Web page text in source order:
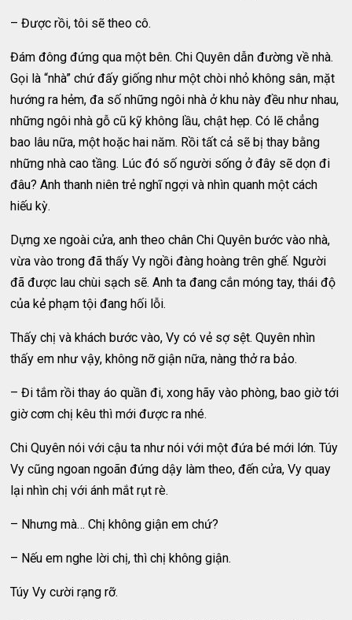
– Được rồi, tôi sẽ theo cô.
Đám đông đứng qua một bên. Chi Quyên dẫn đường về nhà.
Gọi là “nhà” chứ đấy giống như một chòi nhỏ không sân, mặt
hướng ra hẻm, đa số những ngôi nhà ở khu này đều như nhau,
những ngôi nhà gỗ cũ kỹ không lầu, chật hẹp. Có lẽ chẳng
bao lâu nữa, một hoặc hai năm. Rồi tất cả sẽ bị thay bằng
những nhà cao tầng. Lúc đó số người sống ở đây sẽ dọn đi
đâu? Anh thanh niên trẻ nghĩ ngợi và nhìn quanh một cách
hiếu kỳ.
Dựng xe ngoài cửa, anh theo chân Chi Quyên bước vào nhà,
vừa vào trong đã thấy Vy ngồi đàng hoàng trên ghế. Người
đã được lau chùi sạch sẽ. Anh ta đang cắn móng tay, thái độ
của kẻ phạm tội đang hối lỗi.
Thấy chị và khách bước vào, Vy có vẻ sợ sệt. Quyên nhìn
thấy em như vậy, không nỡ giận nữa, nàng thở ra bảo.
– Đi tắm rồi thay áo quần đi, xong hãy vào phòng, bao giờ tới
giờ cơm chị kêu thì mới được ra nhé.
Chi Quyên nói với cậu ta như nói với một đứa bé mới lớn. Túy
Vy cũng ngoan ngoãn đứng dậy làm theo, đến cửa, Vy quay
lại nhìn chị với ánh mắt rụt rè.
– Nhưng mà… Chị không giận em chứ?
– Nếu em nghe lời chị, thì chị không giận.
Túy Vy cười rạng rỡ.